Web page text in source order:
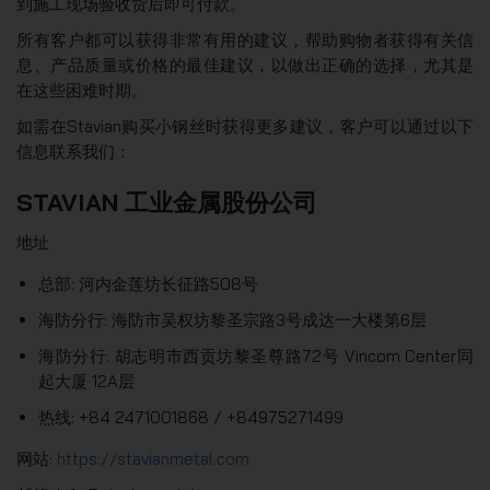
所有客户都可以获得非常有用的建议，帮助购物者获得有关信
息、产品质量或价格的最佳建议，以做出正确的选择，尤其是
在这些困难时期。
如需在Stavian购买小钢丝时获得更多建议，客户可以通过以下
信息联系我们：
STAVIAN 工业金属股份公司
地址
总部: 河内金莲坊长征路508号
海防分行: 海防市吴权坊黎圣宗路3号成达一大楼第6层
海防分行: 胡志明市西贡坊黎圣尊路72号 Vincom Center同
起大厦 12A层
热线: +84 2471001868 / +84975271499
网站: https://stavianmetal.com